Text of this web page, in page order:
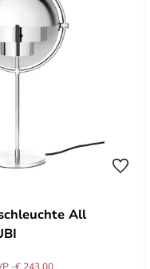
All
-€ 243,00